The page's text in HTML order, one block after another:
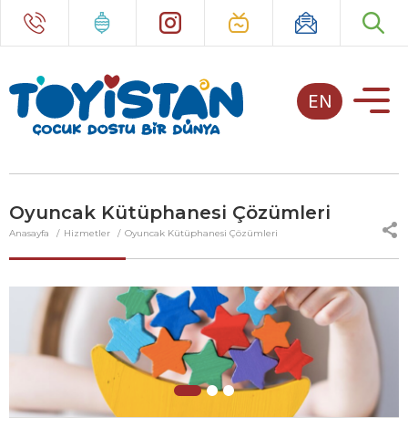
EN
Oyuncak Kütüphanesi Çözümleri
Anasayfa Hizmetler Oyuncak Kütüphanesi Çözümleri